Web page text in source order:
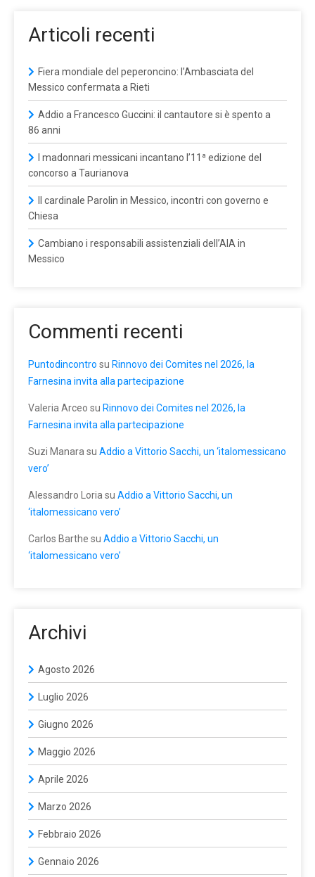
Articoli recenti
Fiera mondiale del peperoncino: l’Ambasciata del
Messico confermata a Rieti
Addio a Francesco Guccini: il cantautore si è spento a
86 anni
I madonnari messicani incantano l’11ª edizione del
concorso a Taurianova
Il cardinale Parolin in Messico, incontri con governo e
Chiesa
Cambiano i responsabili assistenziali dell’AIA in
Messico
Commenti recenti
Puntodincontro su Rinnovo dei Comites nel 2026, la
Farnesina invita alla partecipazione
Valeria Arceo su Rinnovo dei Comites nel 2026, la
Farnesina invita alla partecipazione
Suzi Manara su Addio a Vittorio Sacchi, un ‘italomessicano
vero’
Alessandro Loria su Addio a Vittorio Sacchi, un
‘italomessicano vero’
Carlos Barthe su Addio a Vittorio Sacchi, un
‘italomessicano vero’
Archivi
Agosto 2026
Luglio 2026
Giugno 2026
Maggio 2026
Aprile 2026
Marzo 2026
Febbraio 2026
Gennaio 2026